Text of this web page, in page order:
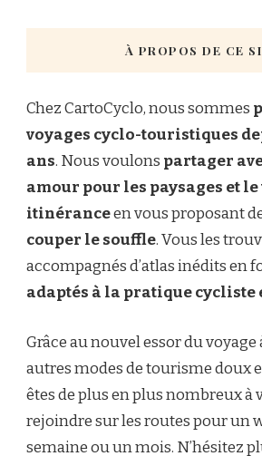
À PROPOS DE CE
Chez CartoCyclo, nous sommes
voyages cyclo-touristiques
ans. Nous voulons partager
amour pour les paysages et le
itinéranceen vous proposant
couper le souffle. Vous les
accompagnés d’atlas inédits en
adaptés à la pratique
Grâce au nouvel essor du voyage
autres modes de tourisme doux
êtes de plus en plus nombreux à
rejoindre sur les routes pour un
semaine ou un mois. N’hésitez